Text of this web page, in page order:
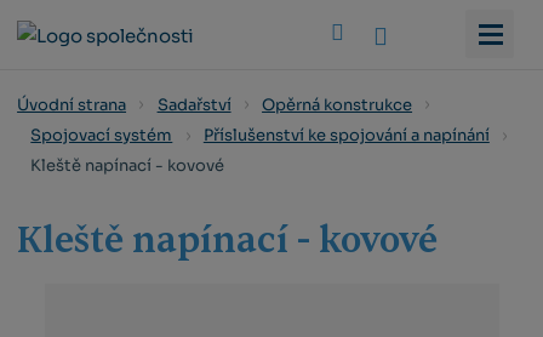
Úvodní strana Sadařství
Opěrná konstrukce
Spojovací systém
Příslušenství ke spojování a napínání
Kleště napínací - kovové
Kleště napínací - kovové